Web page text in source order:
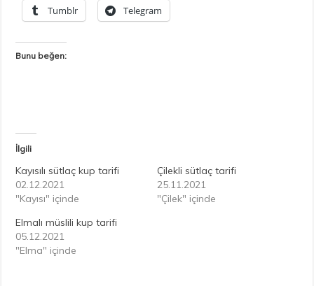
Tumblr Telegram
Bunu beğen:
İlgili
Kayısılı sütlaç kup tarifi
02.12.2021
"Kayısı" içinde
Çilekli sütlaç tarifi
25.11.2021
"Çilek" içinde
Elmalı müslili kup tarifi
05.12.2021
"Elma" içinde